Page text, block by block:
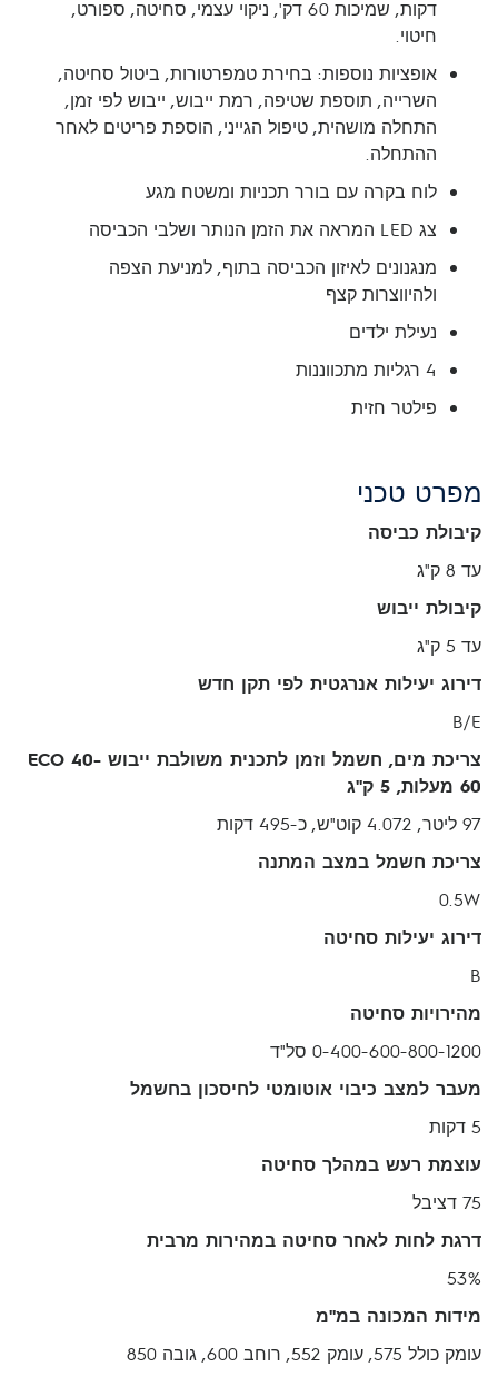
דקות, שמיכות 60 דק', ניקוי עצמי, סחיטה, ספורט,
חיטוי.
אופציות נוספות: בחירת טמפרטורות, ביטול סחיטה,
השרייה, תוספת שטיפה, רמת ייבוש, ייבוש לפי זמן,
התחלה מושהית, טיפול הגייני, הוספת פריטים לאחר
ההתחלה.
לוח בקרה עם בורר תכניות ומשטח מגע
צג LED המראה את הזמן הנותר ושלבי הכביסה
מנגנונים לאיזון הכביסה בתוף, למניעת הצפה
ולהיווצרות קצף
נעילת ילדים
4 רגליות מתכווננות
פילטר חזית
מפרט טכני
קיבולת כביסה
עד 8 ק"ג
קיבולת ייבוש
עד 5 ק"ג
דירוג יעילות אנרגטית לפי תקן חדש
B/E
צריכת מים, חשמל וזמן לתכנית משולבת ייבוש ECO 40-
60 מעלות, 5 ק"ג
97 ליטר, 4.072 קוט"ש, כ-495 דקות
צריכת חשמל במצב המתנה
0.5W
דירוג יעילות סחיטה
B
מהירויות סחיטה
0-400-600-800-1200 סל"ד
מעבר למצב כיבוי אוטומטי לחיסכון בחשמל
5 דקות
עוצמת רעש במהלך סחיטה
75 דציבל
דרגת לחות לאחר סחיטה במהירות מרבית
53%
מידות המכונה במ"מ
עומק כולל 575, עומק 552, רוחב 600, גובה 850